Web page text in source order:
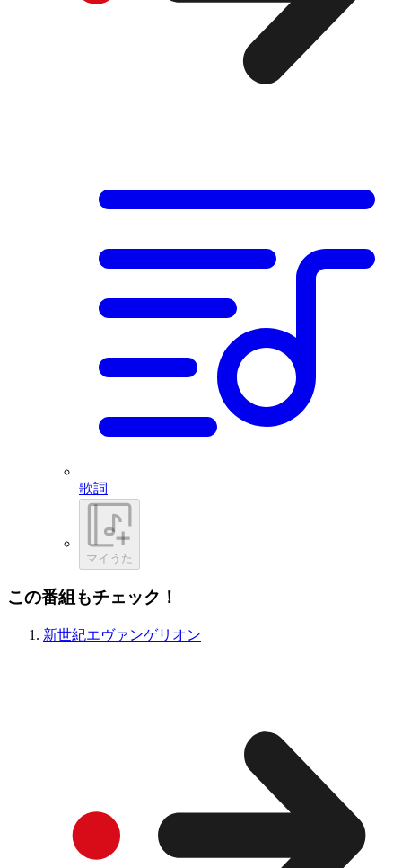
歌詞
マイうた
この番組もチェック！
新世紀エヴァンゲリオン